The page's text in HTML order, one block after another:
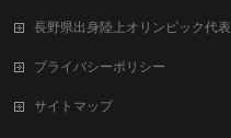
長野県出身陸上オリンピック代表
プライバシーポリシー
サイトマップ